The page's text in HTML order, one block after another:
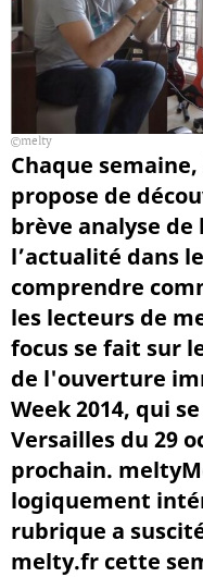
melty
Chaque
propose de
brève analyse
l’actualité dans
comprendre
les lecteurs de
focus se fait sur
de l'ouverture
Week 2014, qui
Versailles du 29
prochain.
logiquement
rubrique a
melty.fr cette